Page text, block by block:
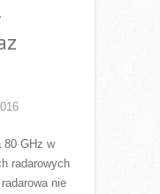
80 GHz w
radarowych
nie